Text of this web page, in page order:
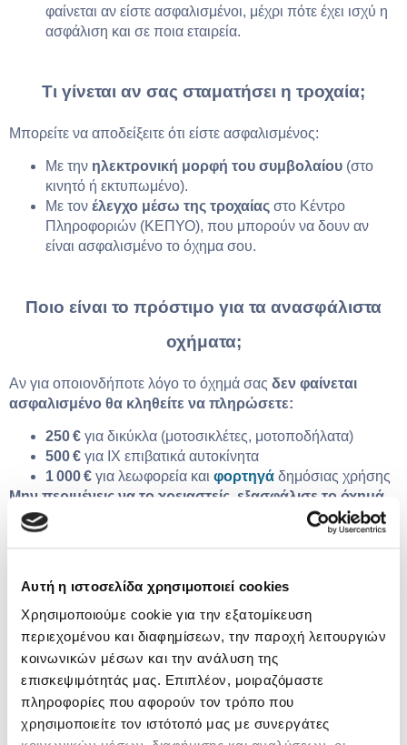
Αυτή η ιστοσελίδα χρησιμοποιεί cookies
Χρησιμοποιούμε cookie για την εξατομίκευση
περιεχομένου και διαφημίσεων, την παροχή λειτουργιών
κοινωνικών μέσων και την ανάλυση της
επισκεψιμότητάς μας. Επιπλέον, μοιραζόμαστε
πληροφορίες που αφορούν τον τρόπο που
χρησιμοποιείτε τον ιστότοπό μας με συνεργάτες
φαίνεται αν είστε ασφαλισμένοι, μέχρι πότε έχει ισχύ η
ασφάλιση και σε ποια εταιρεία.
Τι γίνεται αν σας σταματήσει η τροχαία;
Μπορείτε να αποδείξειτε ότι είστε ασφαλισμένος:
Με την ηλεκτρονική μορφή του συμβολαίου (στο
κινητό ή εκτυπωμένο).
Με τον έλεγχο μέσω της τροχαίας στο Κέντρο
Πληροφοριών (ΚΕΠΥΟ), που μπορούν να δουν αν
είναι ασφαλισμένο το όχημα σου.
Ποιο είναι το πρόστιμο για τα ανασφάλιστα
οχήματα;
Αν για οποιονδήποτε λόγο το όχημά σας δεν φαίνεται
ασφαλισμένο θα κληθείτε να πληρώσετε:
250 € για δικύκλα (μοτοσικλέτες, μοτοποδήλατα)
500 € για ΙΧ επιβατικά αυτοκίνητα
1 000 € για λεωφορεία και φορτηγά δημόσιας χρήσης
Μην περιμένεις να το χρειαστείς, εξασφάλισε το όχημά
σου σήμερα!
μπορείς να συγκρίνεις τιμές,
να επιλέξεις την κάλυψη που σου ταιριάζει και να εκδώσεις